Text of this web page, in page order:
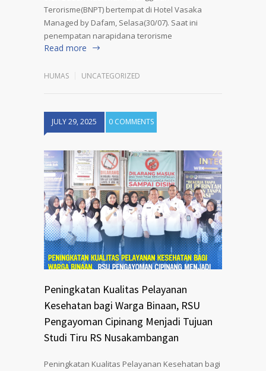
Terorisme(BNPT) bertempat di Hotel Vasaka
Managed by Dafam, Selasa(30/07). Saat ini
penempatan narapidana terorisme
Read more
HUMAS UNCATEGORIZED
JULY 29, 2025 0 COMMENTS
Peningkatan Kualitas Pelayanan
Kesehatan bagi Warga Binaan, RSU
Pengayoman Cipinang Menjadi Tujuan
Studi Tiru RS Nusakambangan
Peningkatan Kualitas Pelayanan Kesehatan bagi